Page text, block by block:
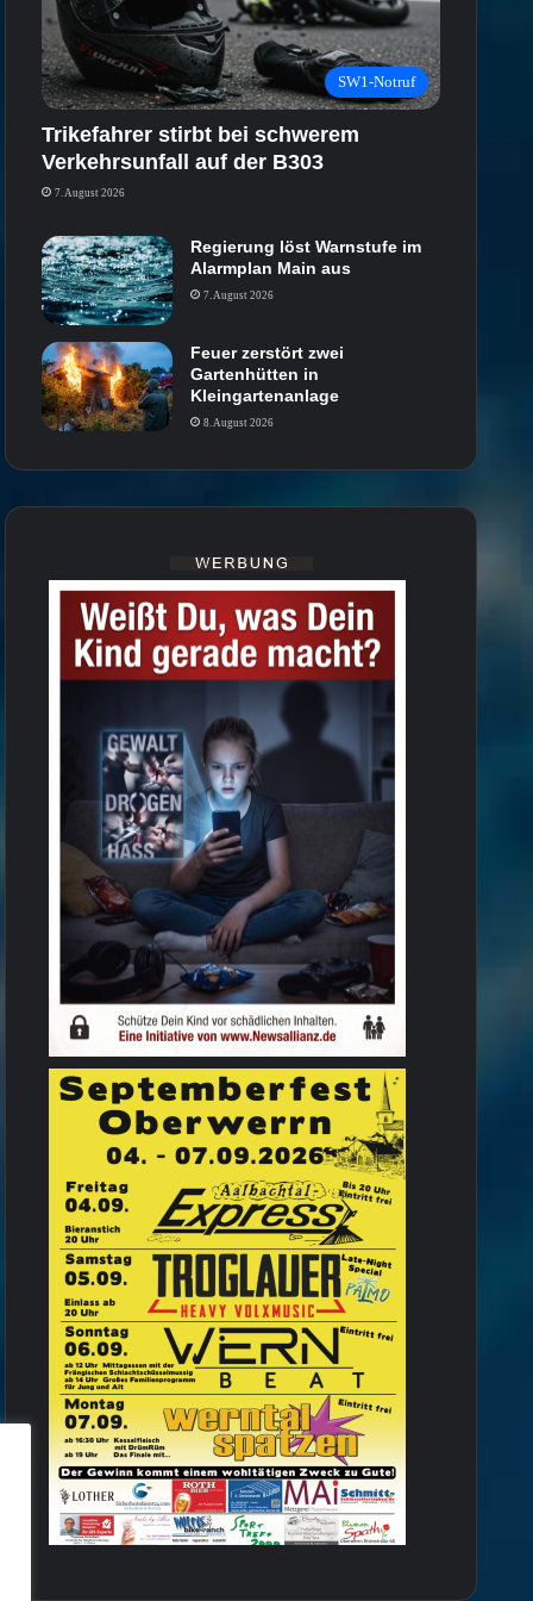
SW1-Notruf
Trikefahrer stirbt bei schwerem
Verkehrsunfall auf der B303
7. August 2026
Regierung löst Warnstufe im
Alarmplan Main aus
7. August 2026
Feuer zerstört zwei
Gartenhütten in
Kleingartenanlage
8. August 2026